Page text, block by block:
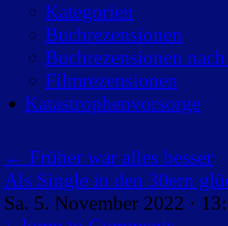
Kategorien
Buchrezensionen
Buchrezensionen
Filmrezensionen
Katastrophenvorsorge
← Früher war alles besser
Als Single in den 30ern
Sa. 5. November 2022 ·